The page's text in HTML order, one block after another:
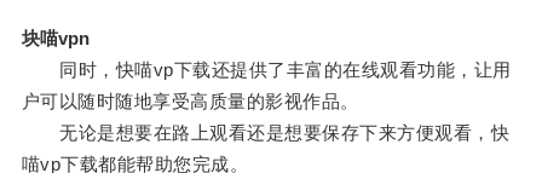
块喵vpn
同时，快喵vp下载还提供了丰富的在线观看功能，让用
户可以随时随地享受高质量的影视作品。
无论是想要在路上观看还是想要保存下来方便观看，快
喵vp下载都能帮助您完成。